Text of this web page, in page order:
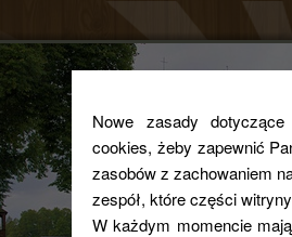
Nowe zasady
cookies, żeby zapewnić
zasobów z zachowaniem
zespół, które części
W każdym momencie